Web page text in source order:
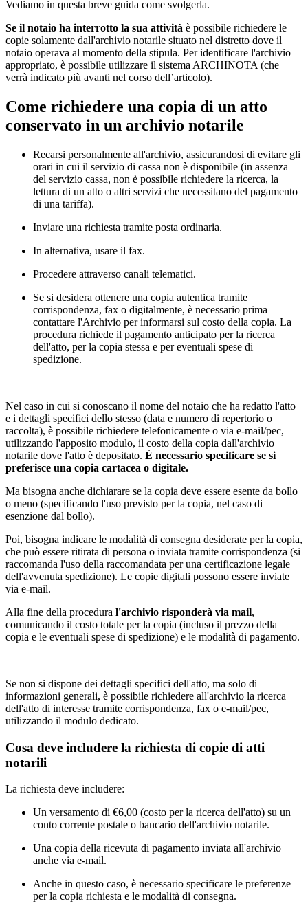
Vediamo in questa breve guida come svolgerla.
Se il notaio ha interrotto la sua attività è possibile richiedere le
copie solamente dall'archivio notarile situato nel distretto dove il
notaio operava al momento della stipula. Per identificare l'archivio
appropriato, è possibile utilizzare il sistema ARCHINOTA (che
verrà indicato più avanti nel corso dell’articolo).
Come richiedere una copia di un atto
conservato in un archivio notarile
Recarsi personalmente all'archivio, assicurandosi di evitare gli
orari in cui il servizio di cassa non è disponibile (in assenza
del servizio cassa, non è possibile richiedere la ricerca, la
lettura di un atto o altri servizi che necessitano del pagamento
di una tariffa).
Inviare una richiesta tramite posta ordinaria.
In alternativa, usare il fax.
Procedere attraverso canali telematici.
Se si desidera ottenere una copia autentica tramite
corrispondenza, fax o digitalmente, è necessario prima
contattare l'Archivio per informarsi sul costo della copia. La
procedura richiede il pagamento anticipato per la ricerca
dell'atto, per la copia stessa e per eventuali spese di
spedizione.
Nel caso in cui si conoscano il nome del notaio che ha redatto l'atto
e i dettagli specifici dello stesso (data e numero di repertorio o
raccolta), è possibile richiedere telefonicamente o via e-mail/pec,
utilizzando l'apposito modulo, il costo della copia dall'archivio
notarile dove l'atto è depositato. È necessario specificare se si
preferisce una copia cartacea o digitale.
Ma bisogna anche dichiarare se la copia deve essere esente da bollo
o meno (specificando l'uso previsto per la copia, nel caso di
esenzione dal bollo).
Poi, bisogna indicare le modalità di consegna desiderate per la copia,
che può essere ritirata di persona o inviata tramite corrispondenza (si
raccomanda l'uso della raccomandata per una certificazione legale
dell'avvenuta spedizione). Le copie digitali possono essere inviate
via e-mail.
Alla fine della procedura l'archivio risponderà via mail,
comunicando il costo totale per la copia (incluso il prezzo della
copia e le eventuali spese di spedizione) e le modalità di pagamento.
Se non si dispone dei dettagli specifici dell'atto, ma solo di
informazioni generali, è possibile richiedere all'archivio la ricerca
dell'atto di interesse tramite corrispondenza, fax o e-mail/pec,
utilizzando il modulo dedicato.
Cosa deve includere la richiesta di copie di atti
notarili
La richiesta deve includere:
Un versamento di €6,00 (costo per la ricerca dell'atto) su un
conto corrente postale o bancario dell'archivio notarile.
Una copia della ricevuta di pagamento inviata all'archivio
anche via e-mail.
Anche in questo caso, è necessario specificare le preferenze
per la copia richiesta e le modalità di consegna.